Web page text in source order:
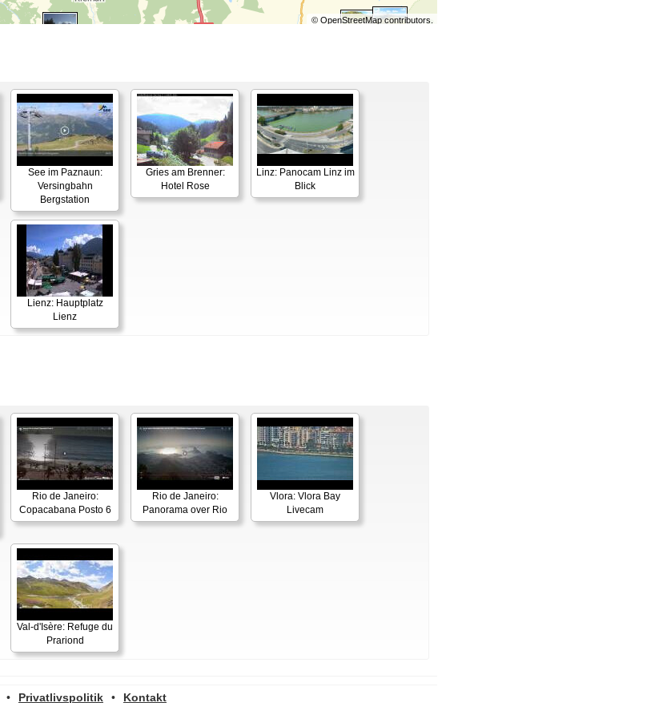
© OpenStreetMapcontributors.
See im Paznaun:
Versingbahn
Bergstation
Gries am Brenner:
Hotel Rose
Linz: Panocam Linz im
Blick
Lienz: Hauptplatz
Lienz
Rio de Janeiro:
Copacabana Posto 6
Rio de Janeiro:
Panorama over Rio
Vlora: Vlora Bay
Livecam
Val-d'Isère: Refuge du
Prariond
• Privatlivspolitik • Kontakt